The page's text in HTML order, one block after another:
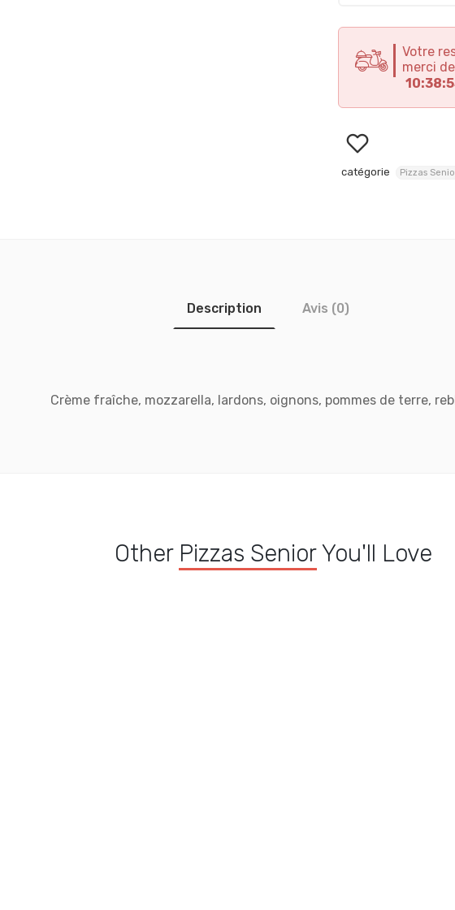
Votre
merci
catégorie Pizzas
Description Avis (0)
Crème fraîche, mozzarella, lardons, oignons, pommes de terre,
Other Pizzas SeniorYou'll Love